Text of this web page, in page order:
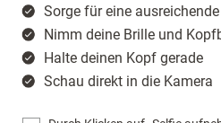
Sorge für eine
Nimm deine Brille und
Halte deinen Kopf gerade
Schau direkt in die Kamera